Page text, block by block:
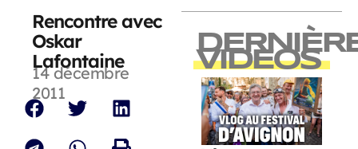
Rencontre avec
Oskar
Lafontaine
14 décembre
2011
VIDEOS